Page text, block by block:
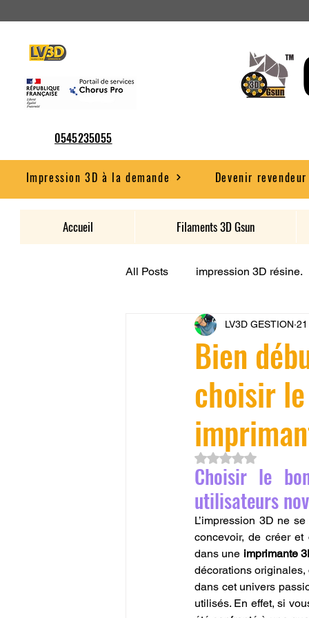
0545235055
Impression 3D à la demande Devenir revendeur
Accueil Filaments 3D Gsun
All Posts impression 3D résine.
CONCESSION LV3D JEU
SCANNER 3D Formation
filament 3D
Entretien imprimante 3D
Bambu Lab X2D fusion
Bien
choisir
LV3D GESTION
Noté NaN étoiles
Choisir le
utilisateurs
L’impression 3D ne
concevoir, de créer
dans une imprimante
décorations
dans cet univers
utilisés. En effet, si